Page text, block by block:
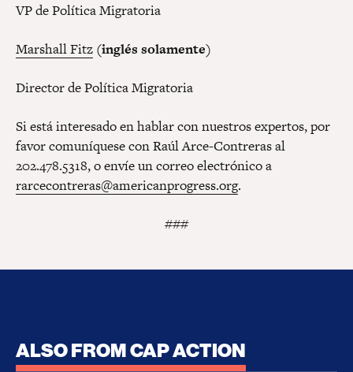
VP de Política Migratoria
Marshall Fitz (inglés solamente)
Director de Política Migratoria
Si está interesado en hablar con nuestros expertos, por
favor comuníquese con Raúl Arce-Contreras al
202.478.5318, o envíe un correo electrónico a
rarcecontreras@americanprogress.org.
###
ALSO FROM CAP ACTION